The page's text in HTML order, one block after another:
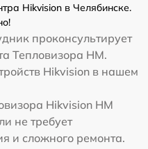
Hikvision в Челябинске.
проконсультирует
Тепловизора HM.
Hikvision в нашем
Hikvision HM
не требует
и сложного ремонта.